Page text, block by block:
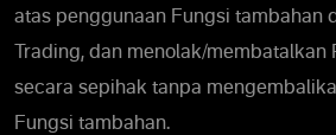
atas penggunaan Fungsi tambahan
Trading, dan menolak/membatalkan
secara sepihak tanpa
Fungsi tambahan.